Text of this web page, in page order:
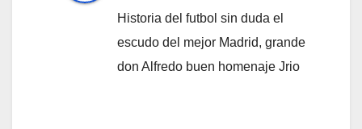
Historia del futbol sin duda el
escudo del mejor Madrid, grande
don Alfredo buen homenaje Jrio